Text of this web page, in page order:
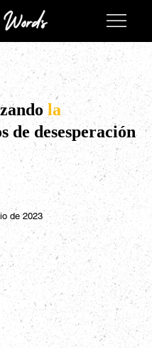
la
de desesperación
de 2023